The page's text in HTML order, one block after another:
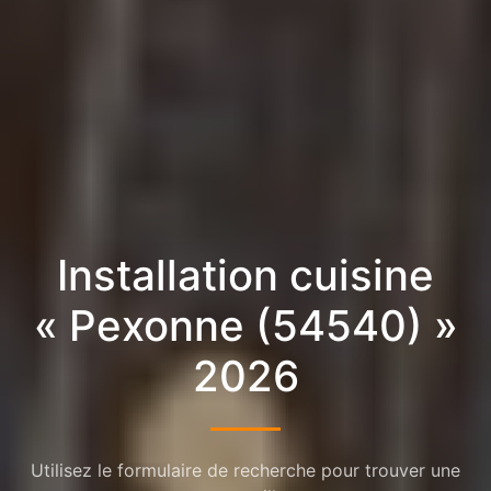
Installation cuisine
« Pexonne (54540) »
2026
Utilisez le formulaire de recherche pour trouver une